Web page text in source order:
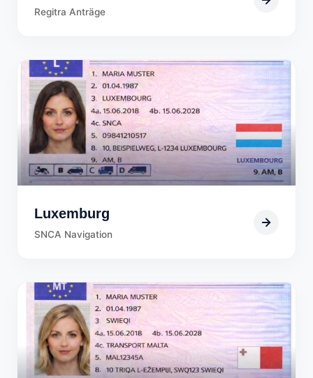
Regitra Anträge
Luxemburg
SNCA Navigation